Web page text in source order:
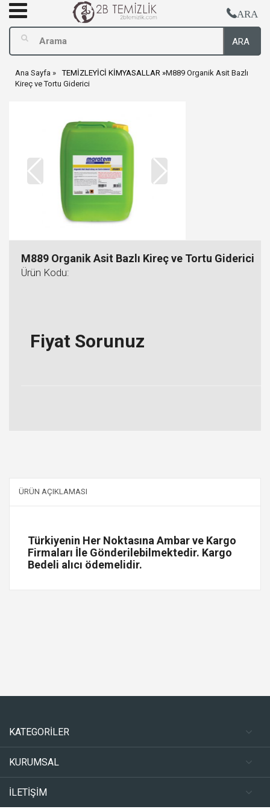
ARA
ARA
Ana Sayfa TEMİZLEYİCİ KİMYASALLAR M889 Organik Asit Bazlı
Kireç ve Tortu Giderici
M889 Organik Asit Bazlı Kireç ve Tortu Giderici
Ürün Kodu:
Fiyat Sorunuz
ÜRÜN AÇIKLAMASI
Türkiyenin Her Noktasına Ambar ve Kargo
Firmaları İle Gönderilebilmektedir. Kargo
Bedeli alıcı ödemelidir.
KATEGORİLER
KURUMSAL
İLETİŞİM